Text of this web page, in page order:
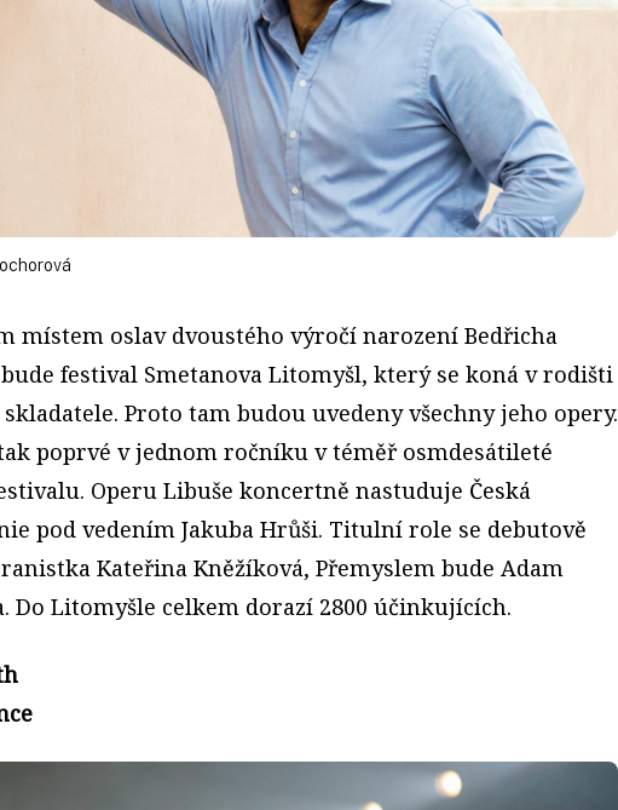
místem oslav dvoustého výročí narození Bedřicha
festival Smetanova Litomyšl, který se koná v rodišti
Proto tam budou uvedeny všechny jeho opery.
poprvé v jednom ročníku v téměř osmdesátileté
Operu Libuše koncertně nastuduje Česká
pod vedením Jakuba Hrůši. Titulní role se debutově
Kateřina Kněžíková, Přemyslem bude Adam
Do Litomyšle celkem dorazí 2800 účinkujících.